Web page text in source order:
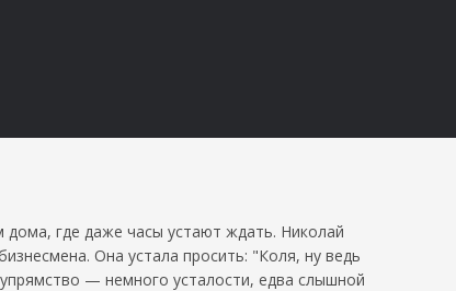
где даже часы устают ждать. Николай
Она устала просить: "Коля, ну ведь
— немного усталости, едва слышной